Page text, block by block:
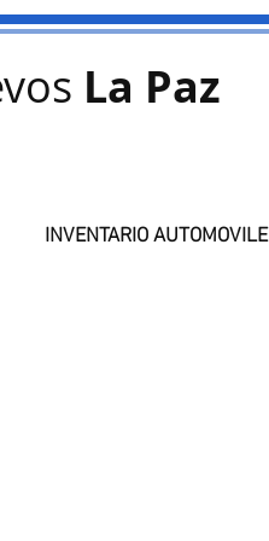
La Paz
INVENTARIO